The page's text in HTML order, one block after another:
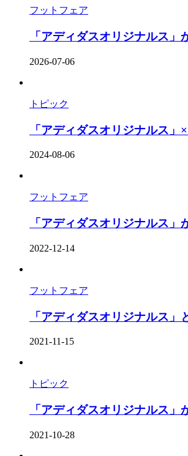
フットフェア
「アディダスオリジナルス
2026-07-06
トピック
「アディダスオリジナルス
2024-08-06
フットフェア
「アディダスオリジナルス
2022-12-14
フットフェア
「アディダスオリジナルス
2021-11-15
トピック
「アディダスオリジナルス
2021-10-28